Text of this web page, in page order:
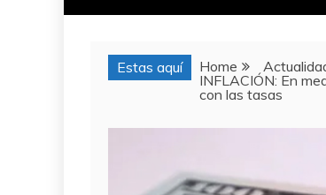
Estas aquí Home
INFLACIÓN: En
con las tasas